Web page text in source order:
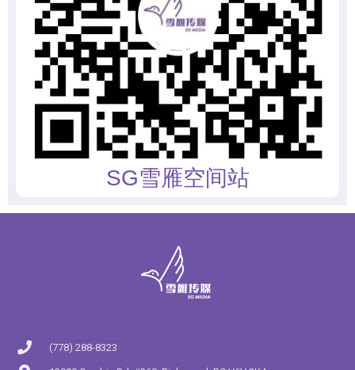
SG雪雁空间站
(778) 288-8323